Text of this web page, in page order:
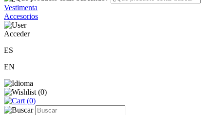
Vestimenta
Accesorios
Acceder
ES
EN
(0)
(0)